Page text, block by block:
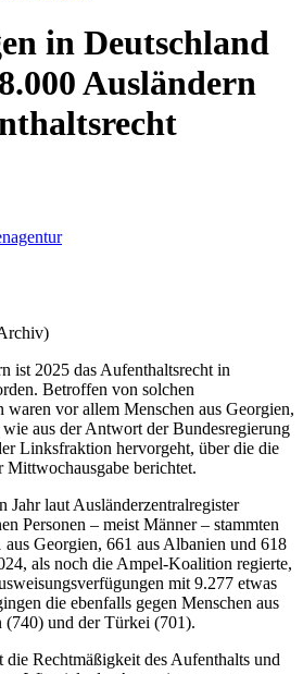
in Deutschland
Ausländern
ist 2025 das Aufenthaltsrecht in
Betroffen von solchen
waren vor allem Menschen aus Georgien,
aus der Antwort der Bundesregierung
Linksfraktion hervorgeht, über die die
Mittwochausgabe berichtet.
Jahr laut Ausländerzentralregister
Personen – meist Männer – stammten
Georgien, 661 aus Albanien und 618
als noch die Ampel-Koalition regierte,
mit 9.277 etwas
die ebenfalls gegen Menschen aus
und der Türkei (701).
die Rechtmäßigkeit des Aufenthalts und